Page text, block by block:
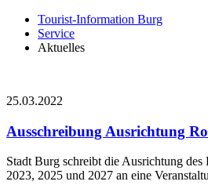
Tourist-Information Burg
Service
Aktuelles
25.03.2022
Ausschreibung Ausrichtung
Stadt Burg schreibt die Ausrichtung des
2023, 2025 und 2027 an eine